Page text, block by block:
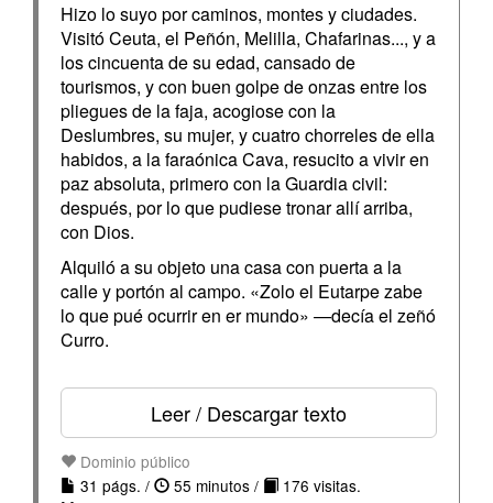
Hizo lo suyo por caminos, montes y ciudades.
Visitó Ceuta, el Peñón, Melilla, Chafarinas..., y a
los cincuenta de su edad, cansado de
tourismos, y con buen golpe de onzas entre los
pliegues de la faja, acogiose con la
Deslumbres, su mujer, y cuatro chorreles de ella
habidos, a la faraónica Cava, resucito a vivir en
paz absoluta, primero con la Guardia civil:
después, por lo que pudiese tronar allí arriba,
con Dios.
Alquiló a su objeto una casa con puerta a la
calle y portón al campo. «Zolo el Eutarpe zabe
lo que pué ocurrir en er mundo» —decía el zeñó
Curro.
Leer / Descargar texto
Dominio público
31 págs. /
55 minutos /
176 visitas.